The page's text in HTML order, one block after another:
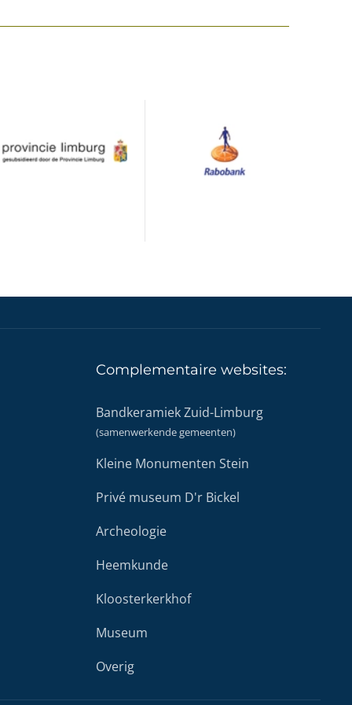
Complementaire websites:
Bandkeramiek Zuid-Limburg
(samenwerkende gemeenten)
Kleine Monumenten Stein
Privé museum D'r Bickel
Archeologie
Heemkunde
Kloosterkerkhof
Museum
Overig